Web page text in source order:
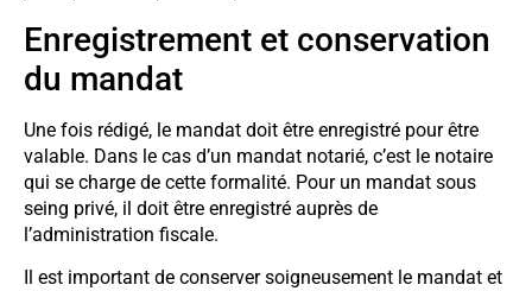
Enregistrement et conservation
du mandat
Une fois rédigé, le mandat doit être enregistré pour être
valable. Dans le cas d’un mandat notarié, c’est le notaire
qui se charge de cette formalité. Pour un mandat sous
seing privé, il doit être enregistré auprès de
l’administration fiscale.
Il est important de conserver soigneusement le mandat et